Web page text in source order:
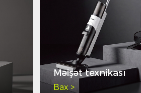
Məişət texnikası
Bax >